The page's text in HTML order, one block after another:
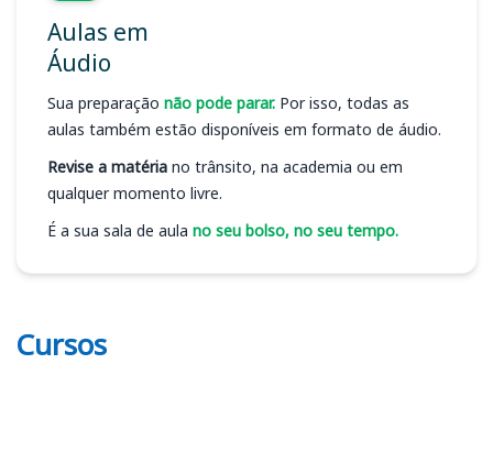
Aulas em
Áudio
Sua preparação não pode parar. Por isso, todas as
aulas também estão disponíveis em formato de áudio.
Revise a matéria no trânsito, na academia ou em
qualquer momento livre.
É a sua sala de aula no seu bolso, no seu tempo.
Cursos